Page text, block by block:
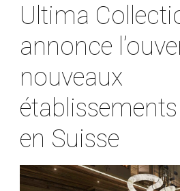
Ultima
annonce
nouveaux
en Suisse